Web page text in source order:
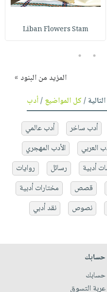
Liban Flowers Stam
4
5
المزيد من البنود »
/كل المواضيع/أدب
أدب ساخر
أدب عالمي
العربي
الأدب المهجري
أدبية رسائل
روايات
قصص
مختارات أدبية
نصوص نقد أدبي
حسابك
حسابك
عربة التسوق